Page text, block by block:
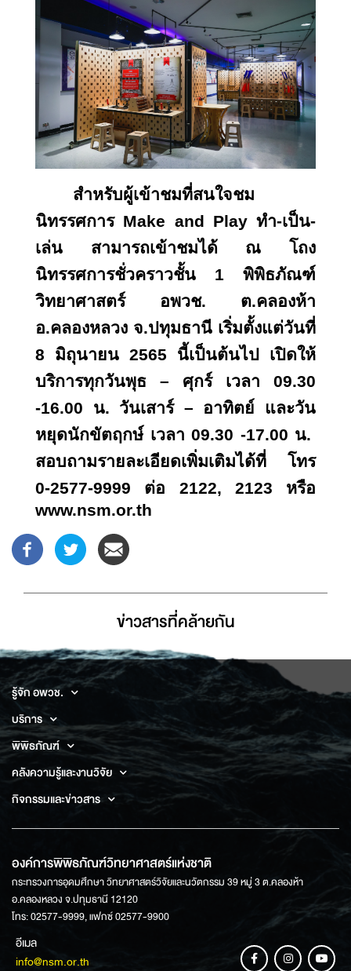
สำหรับผู้เข้าชมที่สนใจชม
นิทรรศการ Make and Play ทำ-เป็น-
เล่น สามารถเข้าชมได้ ณ โถง
นิทรรศการชั่วคราวชั้น 1 พิพิธภัณฑ์
วิทยาศาสตร์ อพวช. ต.คลองห้า
อ.คลองหลวง จ.ปทุมธานี เริ่มตั้งแต่วันที่
8 มิถุนายน 2565 นี้เป็นต้นไป เปิดให้
บริการทุกวันพุธ – ศุกร์ เวลา 09.30
-16.00 น. วันเสาร์ – อาทิตย์ และวัน
หยุดนักขัตฤกษ์ เวลา 09.30 -17.00 น.
สอบถามรายละเอียดเพิ่มเติมได้ที่ โทร
0-2577-9999 ต่อ 2122, 2123 หรือ
www.nsm.or.th
ข่าวสารที่่คล้ายกัน
รู้จัก อพวช.
บริการ
พิพิธภัณฑ์
คลังความรู้และงานวิจัย
กิจกรรมและข่าวสาร
องค์การพิพิธภัณฑ์วิทยาศาสตร์แห่งชาติ
กระทรวงการอุดมศึกษา วิทยาศาสตร์วิจัยและนวัตกรรม 39 หมู่ 3 ต.คลองห้า
อ.คลองหลวง จ.ปทุมธานี 12120
โทร: 02577-9999, แฟกซ์ 02577-9900
อีเมล
info@nsm.or.th